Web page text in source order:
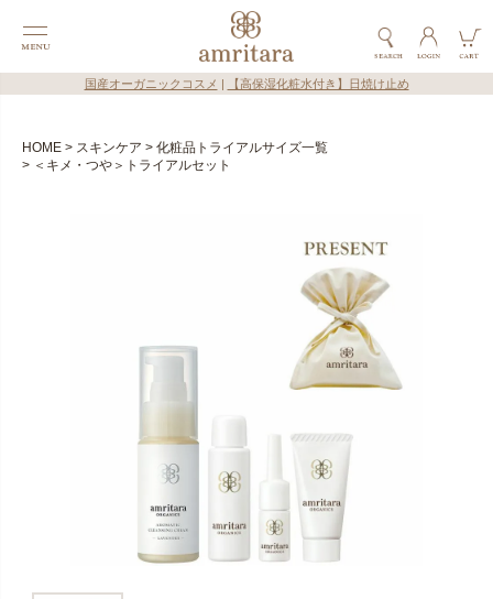
国産オーガニックコスメ 【高保湿化粧水付き】日焼け止め
HOME スキンケア
化粧品トライアルサイズ一覧
＜キメ・つや＞トライアルセット